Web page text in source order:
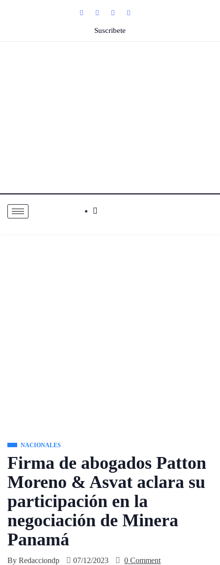
Suscribete
NACIONALES
Firma de abogados Patton
Moreno & Asvat aclara su
participación en la
negociación de Minera
Panamá
By Redacciondp 07/12/2023 0 Comment